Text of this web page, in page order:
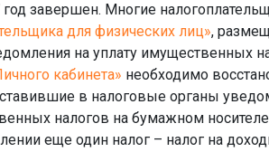
завершен. Многие
для физических лиц»,
на уплату имущественных
кабинета» необходимо
в налоговые органы
налогов на бумажном
еще один налог – налог на